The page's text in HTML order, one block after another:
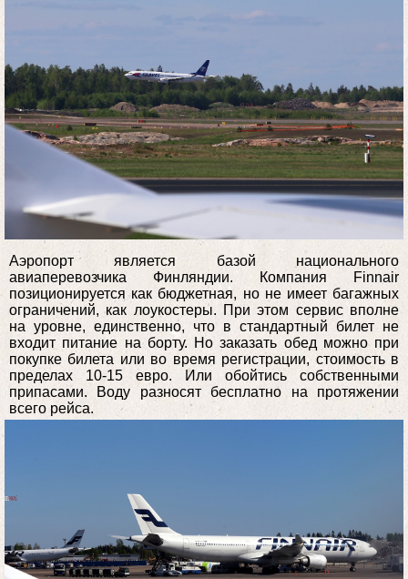
Аэропорт является базой национального
авиаперевозчика Финляндии. Компания Finnair
позиционируется как бюджетная, но не имеет багажных
ограничений, как лоукостеры. При этом сервис вполне
на уровне, единственно, что в стандартный билет не
входит питание на борту. Но заказать обед можно при
покупке билета или во время регистрации, стоимость в
пределах 10-15 евро. Или обойтись собственными
припасами. Воду разносят бесплатно на протяжении
всего рейса.